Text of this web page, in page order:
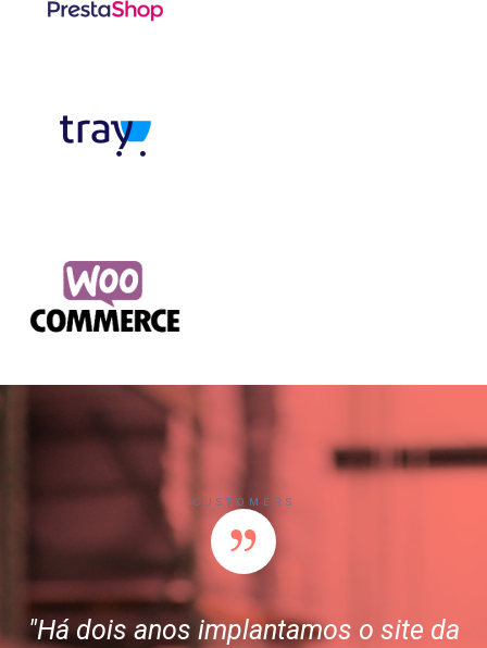
CUSTOMERS
"Há dois anos implantamos o site da